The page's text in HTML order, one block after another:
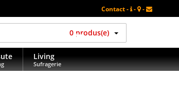
Contact - - -
0 produs(e)
Living
Sufragerie